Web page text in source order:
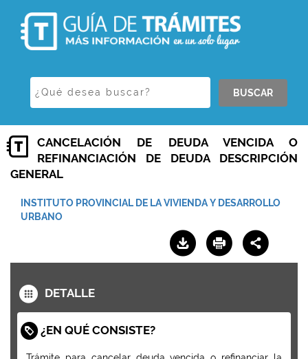
BUSCAR
CANCELACIÓN DE DEUDA VENCIDA O
REFINANCIACIÓN DE DEUDA DESCRIPCIÓN
GENERAL
INSTITUTO PROVINCIAL DE LA VIVIENDA Y DESARROLLO
URBANO
DETALLE
¿EN QUÉ CONSISTE?